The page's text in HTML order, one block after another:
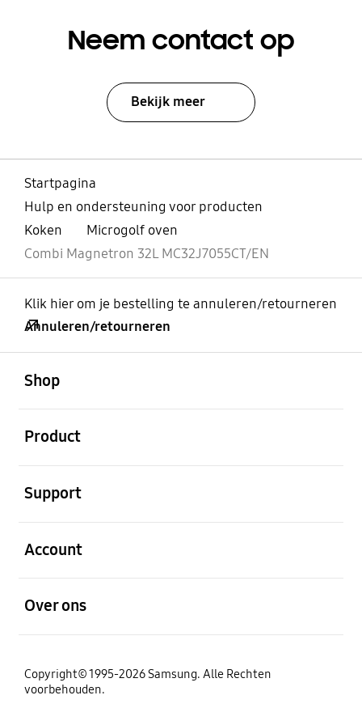
Neem contact op
Bekijk meer
Startpagina
Hulp en ondersteuning voor producten
Koken
Microgolf oven
Combi Magnetron 32L MC32J7055CT/EN
Klik hier om je bestelling te annuleren/retourneren
Annuleren/retourneren
Shop
Product
Support
Account
Over ons
Copyright© 1995-2026 Samsung. Alle Rechten
voorbehouden.